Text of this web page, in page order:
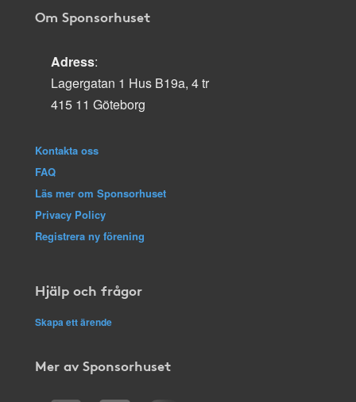
Om Sponsorhuset
Adress:
Lagergatan 1 Hus B19a, 4 tr
415 11 Göteborg
Kontakta oss
FAQ
Läs mer om Sponsorhuset
Privacy Policy
Registrera ny förening
Hjälp och frågor
Skapa ett ärende
Mer av Sponsorhuset